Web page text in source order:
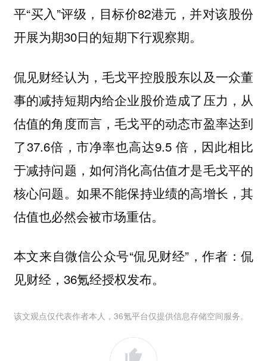
平“买入”评级，目标价82港元，并对该股份
开展为期30日的短期下行观察期。
侃见财经认为，毛戈平控股股东以及一众董
事的减持短期内给企业股价造成了压力，从
估值的角度而言，毛戈平的动态市盈率达到
了37.6倍，市净率也高达9.5 倍，因此相比
于减持问题，如何消化高估值才是毛戈平的
核心问题。如果不能保持业绩的高增长，其
估值也必然会被市场重估。
本文来自微信公众号“侃见财经”，作者：侃
见财经，36氪经授权发布。
该文观点仅代表作者本人，36氪平台仅提供信息存储空间服务。